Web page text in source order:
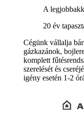
A
20 év
Cégünk vállalja
gázkazánok,
komplett
szerelését és
igény esetén 1-2